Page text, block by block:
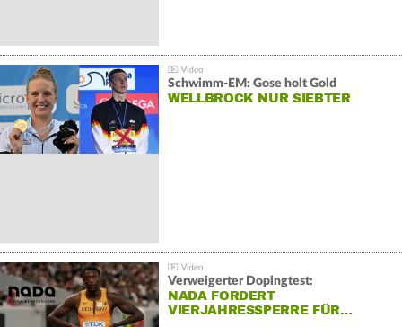
Schwimm-EM: Gose holt Gold
WELLBROCK NUR SIEBTER
Verweigerter Dopingtest:
NADA FORDERT
VIERJAHRESSPERRE FÜR…